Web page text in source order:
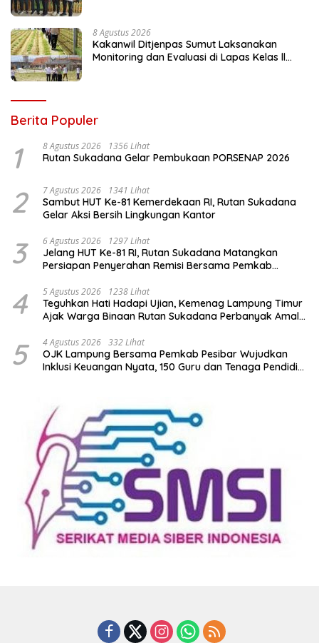
8 Agustus 2026
Kakanwil Ditjenpas Sumut Laksanakan
Monitoring dan Evaluasi di Lapas Kelas ll
Berita Populer
1 8 Agustus 2026 1356 Lihat
Rutan Sukadana Gelar Pembukaan PORSENAP 2026
2 7 Agustus 2026 1341 Lihat
Sambut HUT Ke-81 Kemerdekaan RI, Rutan Sukadana
Gelar Aksi Bersih Lingkungan Kantor
3 6 Agustus 2026 1297 Lihat
Jelang HUT Ke-81 RI, Rutan Sukadana Matangkan
Persiapan Penyerahan Remisi Bersama Pemkab
4 5 Agustus 2026 1238 Lihat
Teguhkan Hati Hadapi Ujian, Kemenag Lampung Timur
Ajak Warga Binaan Rutan Sukadana Perbanyak Amal
5 4 Agustus 2026 332 Lihat
OJK Lampung Bersama Pemkab Pesibar Wujudkan
Inklusi Keuangan Nyata, 150 Guru dan Tenaga Pendidik